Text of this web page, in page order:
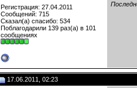
Регистрация: 27.04.2011
Сообщений: 715
Сказал(а) спасибо: 534
Поблагодарили 139 раз(а) в 101
сообщениях
17.06.2011, 02:23